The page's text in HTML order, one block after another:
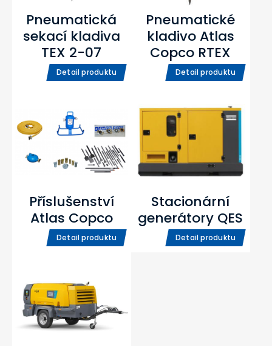
Pneumatická
sekací kladiva
TEX 2-07
Detail produktu
Pneumatické
kladivo Atlas
Copco RTEX
Detail produktu
Příslušenství
Atlas Copco
Detail produktu
Stacionární
generátory QES
Detail produktu